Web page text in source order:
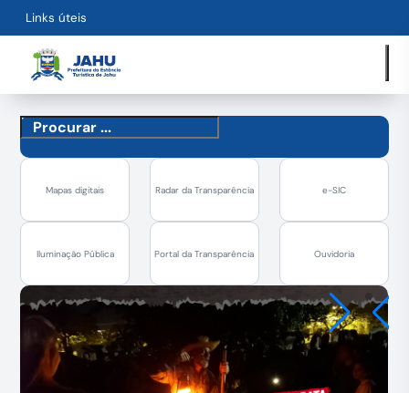
Links úteis
Mapas digitais Radar da Transparência e-SIC
Iluminação Pública Portal da Transparência Ouvidoria